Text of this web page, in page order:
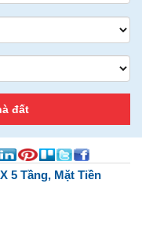
đất
5 Tầng, Mặt Tiền